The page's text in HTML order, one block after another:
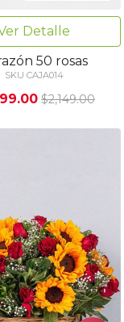
Detalle
50 rosas
SKU CAJA014
$2,149.00